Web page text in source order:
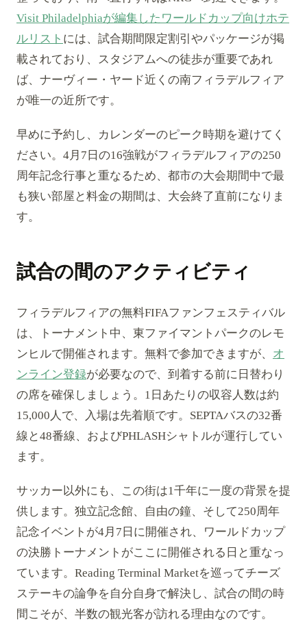
Visit Philadelphiaが編集したワールドカップ向けホテ
ルリスト には、試合期間限定割引やパッケージが掲
載されており、スタジアムへの徒歩が重要であれ
ば、ナーヴィー・ヤード近くの南フィラデルフィア
が唯一の近所です。
早めに予約し、カレンダーのピーク時期を避けてく
ださい。4月7日の16強戦がフィラデルフィアの250
周年記念行事と重なるため、都市の大会期間中で最
も狭い部屋と料金の期間は、大会終了直前になりま
す。
試合の間のアクティビティ
フィラデルフィアの無料FIFAファンフェスティバル
は、トーナメント中、東ファイマントパークのレモ
ンヒルで開催されます。無料で参加できますが、 オ
ンライン登録が必要なので、到着する前に日替わり
の席を確保しましょう。1日あたりの収容人数は約
15,000人で、入場は先着順です。SEPTAバスの32番
線と48番線、およびPHLASHシャトルが運行してい
ます。
サッカー以外にも、この街は1千年に一度の背景を提
供します。独立記念館、自由の鐘、そして250周年
記念イベントが4月7日に開催され、ワールドカップ
の決勝トーナメントがここに開催される日と重なっ
ています。Reading Terminal Marketを巡ってチーズ
ステーキの論争を自分自身で解決し、試合の間の時
間こそが、半数の観光客が訪れる理由なのです。